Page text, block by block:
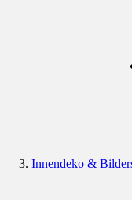
Innendeko &